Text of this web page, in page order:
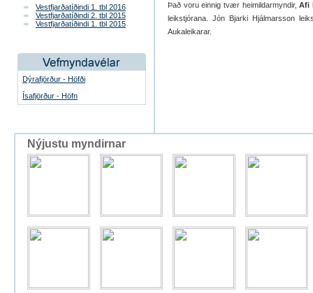
Vestfjarðatíðindi 1. tbl 2016
Vestfjarðatíðindi 2. tbl 2015
Vestfjarðatíðindi 1. tbl 2015
Dýrafjörður - Höfði
Ísafjörður - Höfn
Það voru einnig tvær heimildarmyndir,Afi
leikstjórana. Jón Bjarki Hjálmarsson
Aukaleikarar.
Nýjustu myndirnar